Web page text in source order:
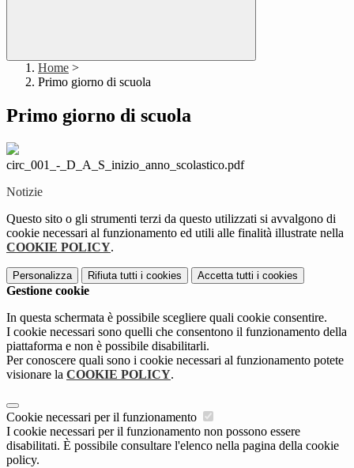
Home >
Primo giorno di scuola
Primo giorno di scuola
circ_001_-_D_A_S_inizio_anno_scolastico.pdf
Notizie
Questo sito o gli strumenti terzi da questo utilizzati si avvalgono di
cookie necessari al funzionamento ed utili alle finalità illustrate nella
COOKIE POLICY.
Personalizza Rifiuta tutti i cookies Accetta tutti i cookies
Gestione cookie
In questa schermata è possibile scegliere quali cookie consentire.
I cookie necessari sono quelli che consentono il funzionamento della
piattaforma e non è possibile disabilitarli.
Per conoscere quali sono i cookie necessari al funzionamento potete
visionare la COOKIE POLICY.
Cookie necessari per il funzionamento
I cookie necessari per il funzionamento non possono essere
disabilitati. È possibile consultare l'elenco nella pagina della cookie
policy.